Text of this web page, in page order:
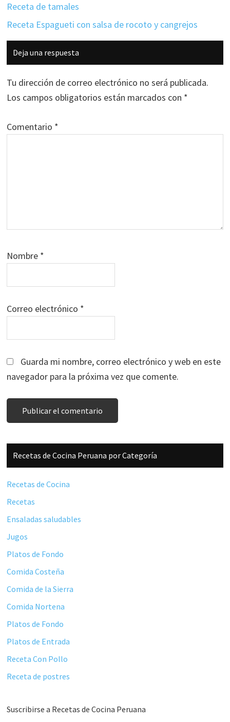
Receta de tamales
Receta Espagueti con salsa de rocoto y cangrejos
Interacciones
con
los
lectores
Deja una respuesta
Tu dirección de correo electrónico no será publicada.
Los campos obligatorios están marcados con *
Comentario *
Nombre *
Correo electrónico *
Guarda mi nombre, correo electrónico y web en este
navegador para la próxima vez que comente.
Barra
lateral
principal
Recetas de Cocina Peruana por Categoría
Recetas de Cocina
Recetas
Ensaladas saludables
Jugos
Platos de Fondo
Comida Costeña
Comida de la Sierra
Comida Nortena
Platos de Fondo
Platos de Entrada
Receta Con Pollo
Receta de postres
Suscribirse a Recetas de Cocina Peruana